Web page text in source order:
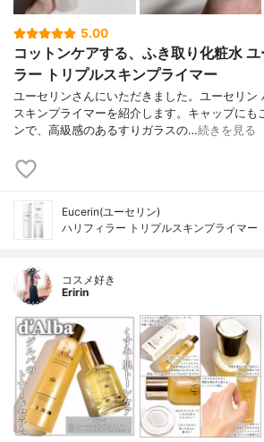
5.00
コットンケアする、ふき取り化粧水
ラー トリプルスキンプライマー
ユーセリンさんにいただきました。ユーセリン
スキンプライマーを紹介します。キャップにも
ンで、高級感のあるすりガラスの…続きを見る
Eucerin(ユーセリン)
ハリフィラー トリプルスキンプライマー
コスメ好き
Eririn